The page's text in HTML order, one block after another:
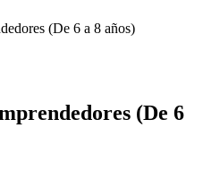
(De 6 a 8 años)
(De 6